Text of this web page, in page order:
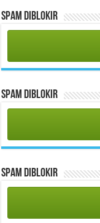
Spam Diblokir
Spam Diblokir
Spam Diblokir